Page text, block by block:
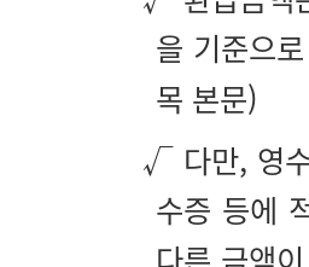
을 기준으
목 본문)
√ 다만, 영
수증 등에